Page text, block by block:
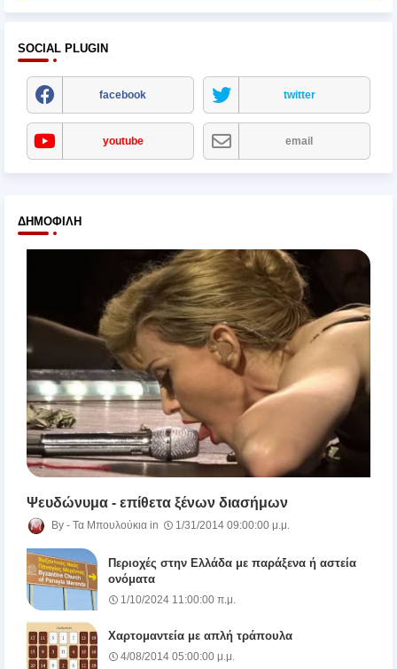
SOCIAL PLUGIN
facebook twitter
youtube email
ΔΗΜΟΦΙΛΉ
Ψευδώνυμα - επίθετα ξένων διασήμων
Τα Μπουλούκια 1/31/2014 09:00:00 μ.μ.
Περιοχές στην Ελλάδα με παράξενα ή αστεία
ονόματα
1/10/2024 11:00:00 π.μ.
Χαρτομαντεία με απλή τράπουλα
4/08/2014 05:00:00 μ.μ.